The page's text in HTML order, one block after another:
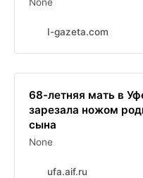
I-gazeta.com
68-летняя мать в
зарезала ножом
сына
None
ufa.aif.ru